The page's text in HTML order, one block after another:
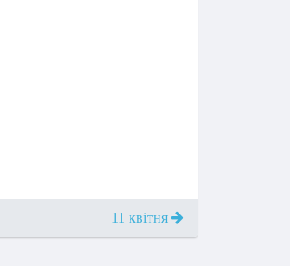
11 квітня